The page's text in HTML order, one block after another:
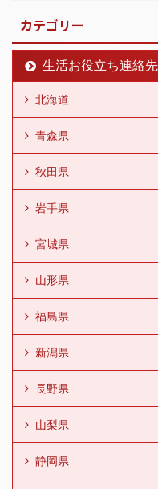
カテゴリー
生活お役立ち連絡
北海道
青森県
秋田県
岩手県
宮城県
山形県
福島県
新潟県
長野県
山梨県
静岡県